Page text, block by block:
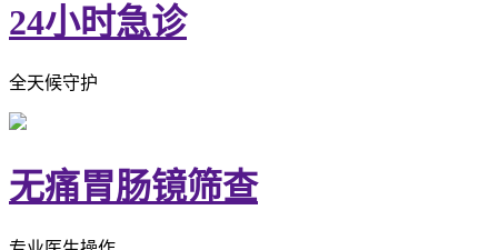
24小时急诊
全天候守护
无痛胃肠镜筛查